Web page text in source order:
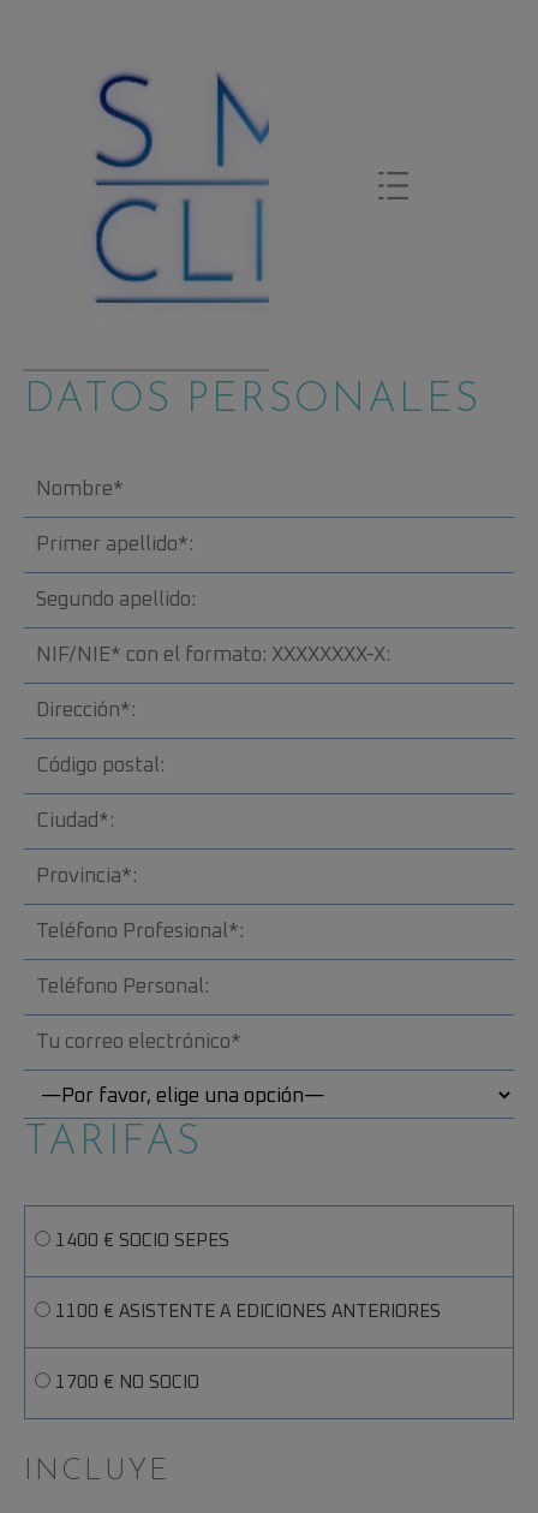
DATOS PERSONALES
TARIFAS
1400 € SOCIO SEPES
1100 € ASISTENTE A EDICIONES ANTERIORES
1700 € NO SOCIO
INCLUYE